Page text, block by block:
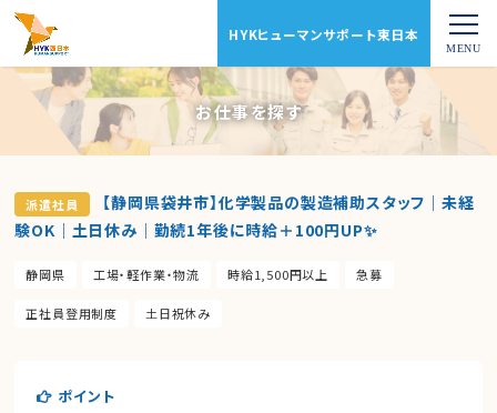
HYKヒューマンサポート東日本
お仕事を探す
派遣社員
【静岡県袋井市】化学製品の製造補助スタッフ｜未経
験OK｜土日休み｜勤続1年後に時給＋100円UP✨
静岡県 工場・軽作業・物流 時給1,500円以上 急募
正社員登用制度 土日祝休み
ポイント